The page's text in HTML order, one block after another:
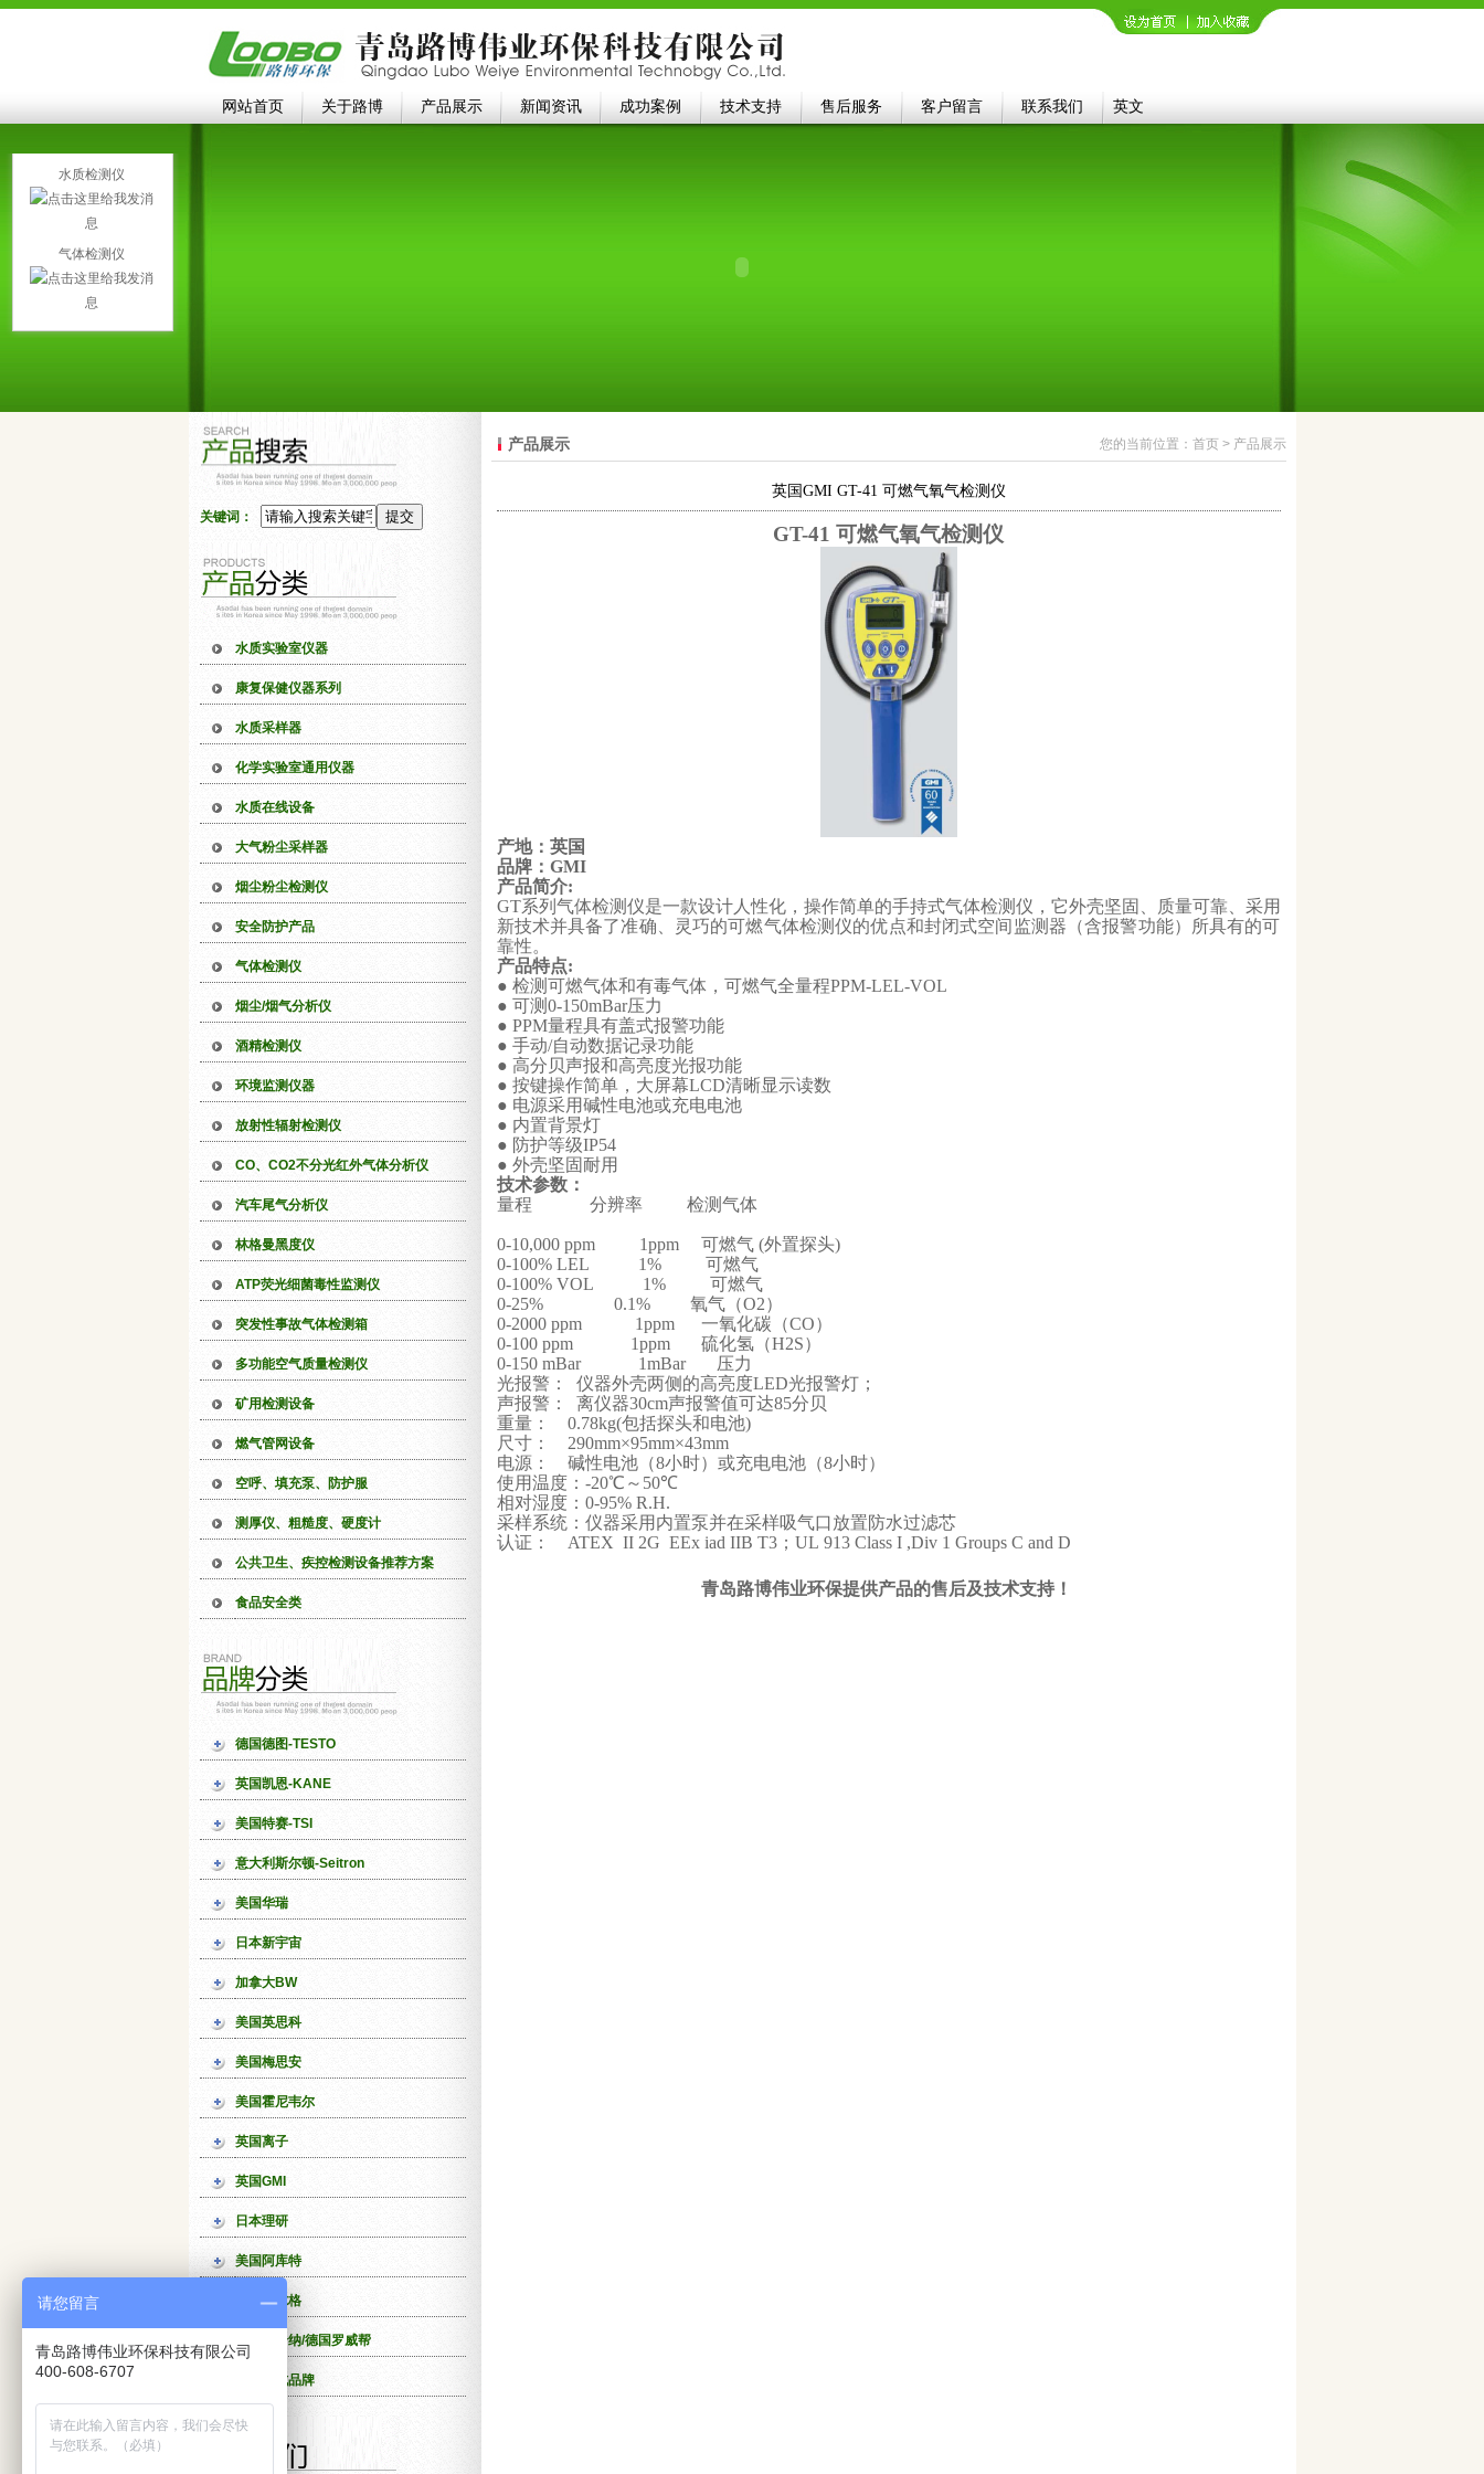
网站首页 关于路博 产品展示 新闻资讯 成功案例 技术支持 售后服务 客户留言 联系我们 英文
关键词：
水质实验室仪器
康复保健仪器系列
水质采样器
化学实验室通用仪器
水质在线设备
大气粉尘采样器
烟尘粉尘检测仪
安全防护产品
气体检测仪
烟尘/烟气分析仪
酒精检测仪
环境监测仪器
放射性辐射检测仪
CO、CO2不分光红外气体分析仪
汽车尾气分析仪
林格曼黑度仪
ATP荧光细菌毒性监测仪
突发性事故气体检测箱
多功能空气质量检测仪
矿用检测设备
燃气管网设备
空呼、填充泵、防护服
测厚仪、粗糙度、硬度计
公共卫生、疾控检测设备推荐方案
食品安全类
德国德图-TESTO
英国凯恩-KANE
美国特赛-TSI
意大利斯尔顿-Seitron
美国华瑞
日本新宇宙
加拿大BW
美国英思科
美国梅思安
美国霍尼韦尔
英国离子
英国GMI
日本理研
美国阿库特
德国德尔格
意大利哈纳/德国罗威帮
台湾泰式品牌
产品展示 您的当前位置：首页 > 产品展示
英国GMI GT-41 可燃气氧气检测仪
GT-41 可燃气氧气检测仪
产地：英国
品牌： GMI
产品简介:
GT系列气体检测仪是一款设计人性化，操作简单的手持式气体检测仪，它外壳坚固、质量可靠、采用
新技术并具备了准确、灵巧的可燃气体检测仪的优点和封闭式空间监测器（含报警功能）所具有的可
靠性。
产品特点:
● 检测可燃气体和有毒气体，可燃气全量程PPM-LEL-VOL
● 可测0-150mBar压力
● PPM量程具有盖式报警功能
● 手动/自动数据记录功能
● 高分贝声报和高亮度光报功能
● 按键操作简单，大屏幕LCD清晰显示读数
● 电源采用碱性电池或充电电池
● 内置背景灯
● 防护等级IP54
● 外壳坚固耐用
技术参数：
量程
分辨率 检测气体
0-10,000 ppm 1ppm 可燃气 (外置探头)
0-100% LEL
1%
可燃气
0-100% VOL
1%
可燃气
0-25%
0.1% 氧气（O2）
0-2000 ppm
1ppm 一氧化碳（CO）
0-100 ppm
1ppm 硫化氢（H2S）
0-150 mBar
1mBar
压力
光报警： 仪器外壳两侧的高亮度LED光报警灯；
声报警： 离仪器30cm声报警值可达85分贝
重量： 0.78kg(包括探头和电池)
尺寸： 290mm×95mm×43mm
电源： 碱性电池（8小时）或充电电池（8小时）
使用温度： -20℃ ～ 50℃
相对湿度： 0-95% R.H.
采样系统：仪器采用内置泵并在采样吸气口放置防水过滤芯
认证： ATEX II 2G EEx iad IIB T3； UL 913 Class I ,Div 1 Groups C and D
青岛路博伟业环保提供产品的售后及技术支持！
水质检测仪
气体检测仪
请您留言
青岛路博伟业环保科技有限公司
400-608-6707